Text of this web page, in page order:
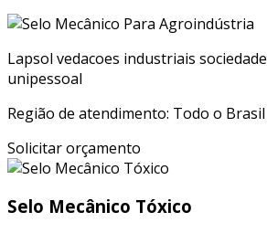
Lapsol vedacoes industriais sociedade
unipessoal
Região de atendimento: Todo o Brasil
Solicitar orçamento
Selo Mecânico Tóxico